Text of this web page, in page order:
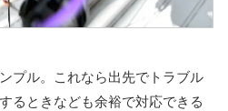
プル。これなら出先でトラブル
るときなども余裕で対応できる